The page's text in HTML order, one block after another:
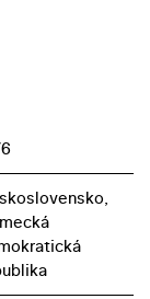
příběhům
V roličce